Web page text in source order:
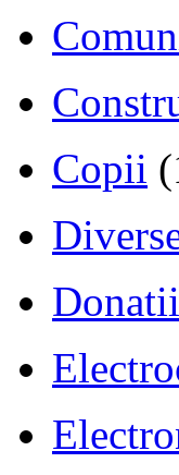
Copii
Donatii